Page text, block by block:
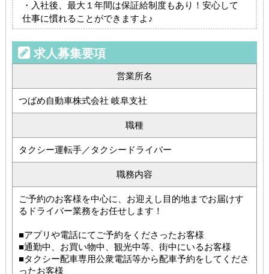
・入社後、最大１年間は保証給制度もあり！安心して
仕事に慣れることができますよ♪
求人募集要項
営業所名
つばめ自動車株式会社 岐阜支社
職種
タクシー運転手／タクシードライバー
職務内容
ご予約のお客様を中心に、お迎えし目的地までお届けす
るドライバー業務をお任せします！
■アプリや電話にてご予約をくださったお客様
■通勤中、お買い物中、観光中等、街中にいるお客様
■タクシー配車専用公衆電話等から配車予約をしてくださ
ったお客様